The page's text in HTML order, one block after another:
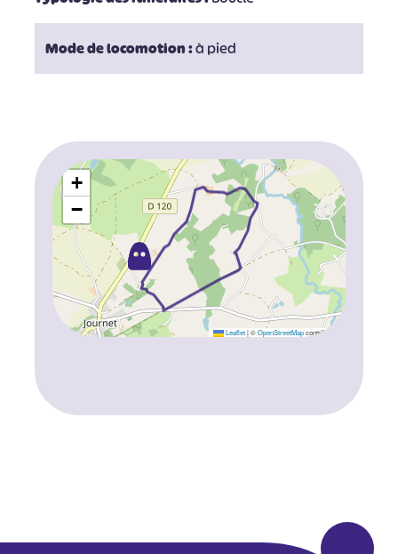
Mode de locomotion :à pied
+
−
Leaflet |©OpenStreetMapcontributors